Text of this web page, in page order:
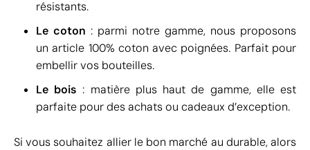
résistants.
Le coton : parmi notre gamme, nous proposons
un article 100% coton avec poignées. Parfait pour
embellir vos bouteilles.
Le bois : matière plus haut de gamme, elle est
parfaite pour des achats ou cadeaux d’exception.
Si vous souhaitez allier le bon marché au durable, alors